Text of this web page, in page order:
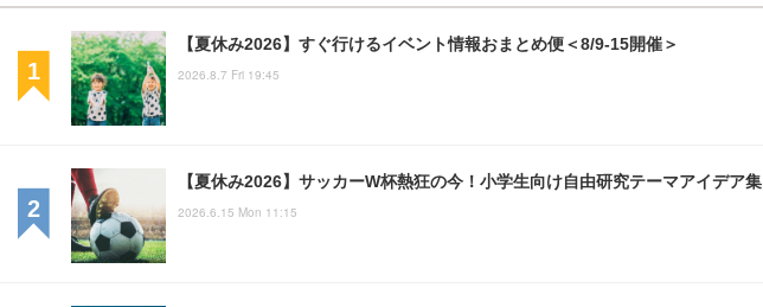
【夏休み2026】すぐ行けるイベント情報おまとめ便＜8/9-15開催＞
2026.8.7 Fri 19:45
【夏休み2026】サッカーW杯熱狂の今！小学生向け自由研究テーマアイデア集
2026.6.15 Mon 11:15